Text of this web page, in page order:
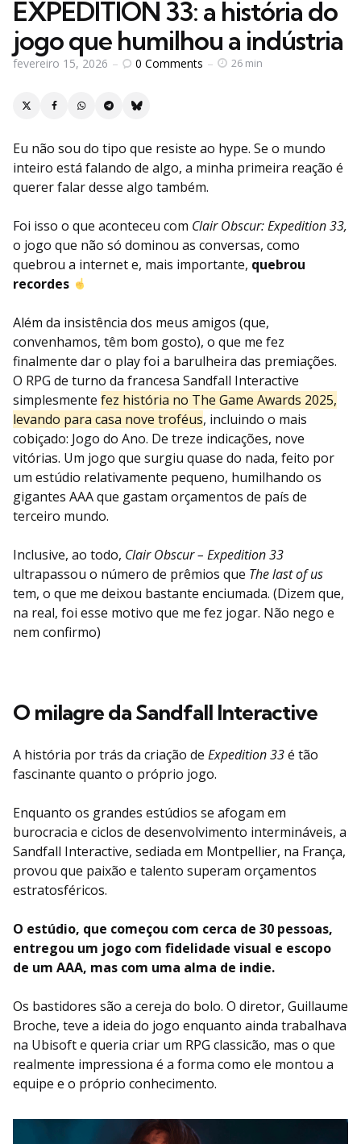
EXPEDITION 33: a história do
jogo que humilhou a indústria
fevereiro 15, 2026 0 Comments 26 min
Eu não sou do tipo que resiste ao hype. Se o mundo
inteiro está falando de algo, a minha primeira reação é
querer falar desse algo também.
Foi isso o que aconteceu com Clair Obscur: Expedition 33,
o jogo que não só dominou as conversas, como
quebrou a internet e, mais importante, quebrou
recordes
Além da insistência dos meus amigos (que,
convenhamos, têm bom gosto), o que me fez
finalmente dar o play foi a barulheira das premiações.
O RPG de turno da francesa Sandfall Interactive
simplesmente fez história no The Game Awards 2025,
levando para casa nove troféus, incluindo o mais
cobiçado: Jogo do Ano. De treze indicações, nove
vitórias. Um jogo que surgiu quase do nada, feito por
um estúdio relativamente pequeno, humilhando os
gigantes AAA que gastam orçamentos de país de
terceiro mundo.
Inclusive, ao todo, Clair Obscur – Expedition 33
ultrapassou o número de prêmios que The last of us
tem, o que me deixou bastante enciumada. (Dizem que,
na real, foi esse motivo que me fez jogar. Não nego e
nem confirmo)
O milagre da Sandfall Interactive
A história por trás da criação de Expedition 33é tão
fascinante quanto o próprio jogo.
Enquanto os grandes estúdios se afogam em
burocracia e ciclos de desenvolvimento intermináveis, a
Sandfall Interactive, sediada em Montpellier, na França,
provou que paixão e talento superam orçamentos
estratosféricos.
O estúdio, que começou com cerca de 30 pessoas,
entregou um jogo com fidelidade visual e escopo
de um AAA, mas com uma alma de indie.
Os bastidores são a cereja do bolo. O diretor, Guillaume
Broche, teve a ideia do jogo enquanto ainda trabalhava
na Ubisoft e queria criar um RPG classicão, mas o que
realmente impressiona é a forma como ele montou a
equipe e o próprio conhecimento.